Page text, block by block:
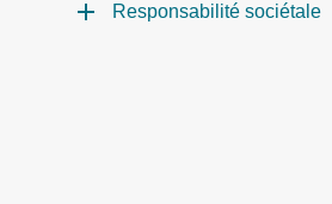
Responsabilité sociétale